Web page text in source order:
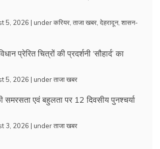
5, 2026 | underकरियर ताजा खबर देहरादून, शासन-
प्रेरित चित्रों की प्रदर्शनी ‘सौहार्द’ का
5, 2026 | underताजा खबर
समरसता एवं बहुलता पर 12 दिवसीय पुनश्चर्या
3, 2026 | underताजा खबर